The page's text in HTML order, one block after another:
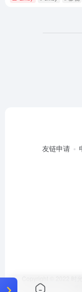
友链申请